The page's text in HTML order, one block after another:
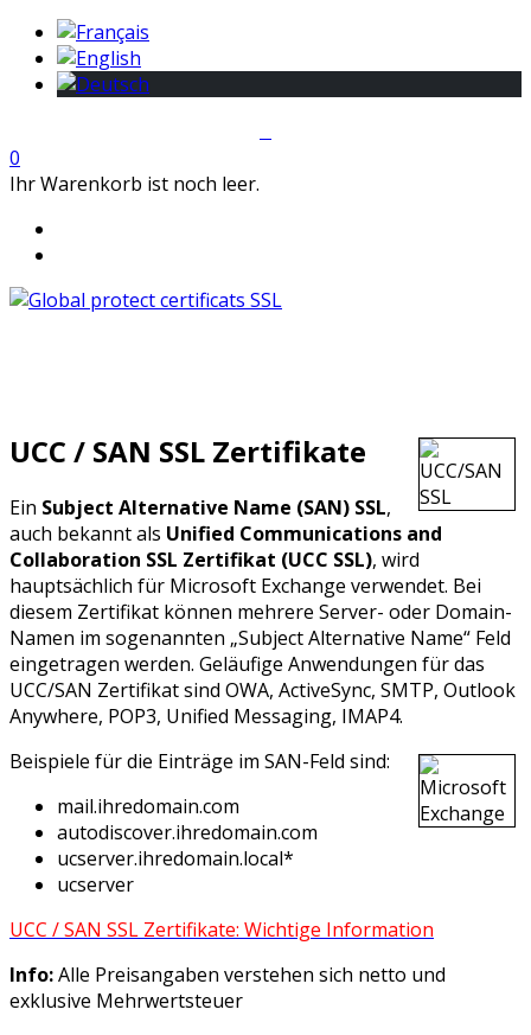
0
Ihr Warenkorb ist noch leer.
UCC / SAN SSL Zertifikate
Ein Subject Alternative Name (SAN) SSL,
auch bekannt als Unified Communications and
Collaboration SSL Zertifikat (UCC SSL), wird
hauptsächlich für Microsoft Exchange verwendet. Bei
diesem Zertifikat können mehrere Server- oder Domain-
Namen im sogenannten „Subject Alternative Name“ Feld
eingetragen werden. Geläufige Anwendungen für das
UCC/SAN Zertifikat sind OWA, ActiveSync, SMTP, Outlook
Anywhere, POP3, Unified Messaging, IMAP4.
Beispiele für die Einträge im SAN-Feld sind:
mail.ihredomain.com
autodiscover.ihredomain.com
ucserver.ihredomain.local*
ucserver
UCC / SAN SSL Zertifikate: Wichtige Information
Info:Alle Preisangaben verstehen sich netto und
exklusive Mehrwertsteuer